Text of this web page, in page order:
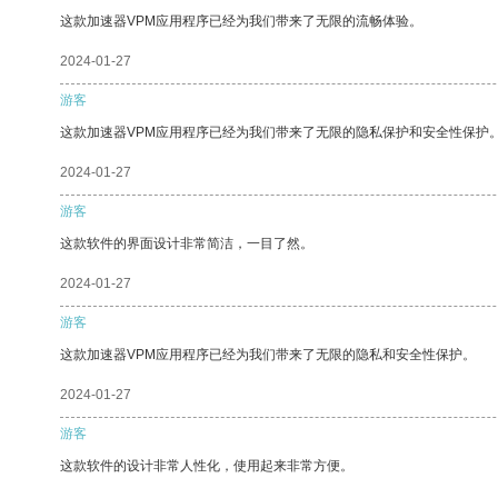
这款加速器VPM应用程序已经为我们带来了无限的流畅体验。
2024-01-27
游客
这款加速器VPM应用程序已经为我们带来了无限的隐私保护和安全性保护
2024-01-27
游客
这款软件的界面设计非常简洁，一目了然。
2024-01-27
游客
这款加速器VPM应用程序已经为我们带来了无限的隐私和安全性保护。
2024-01-27
游客
这款软件的设计非常人性化，使用起来非常方便。